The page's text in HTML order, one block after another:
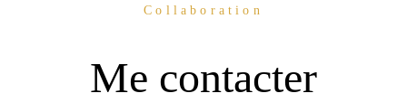
Collaboration
Me contacter